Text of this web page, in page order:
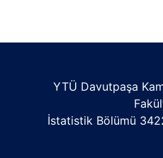
YTÜ Davutpaşa
İstatistik Bölümü